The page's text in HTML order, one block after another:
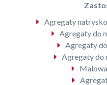
Agregaty
Agregaty do
Agregaty
Agregaty do